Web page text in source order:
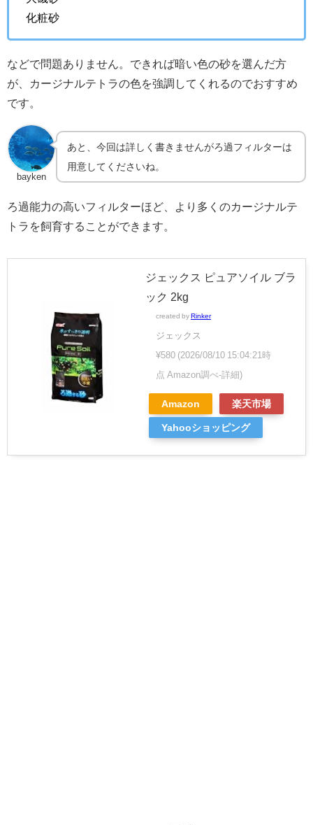
化粧砂
などで問題ありません。できれば暗い色の砂を選んだ方
が、カージナルテトラの色を強調してくれるのでおすすめ
です。
bayken
あと、今回は詳しく書きませんがろ過フィルターは
用意してくださいね。
ろ過能力の高いフィルターほど、より多くのカージナルテ
トラを飼育することができます。
ジェックス ピュアソイル ブラ
ック 2kg
created by Rinker
ジェックス
¥580 (2026/08/10 15:04:21時
点 Amazon調べ-詳細)
Amazon 楽天市場
Yahooショッピング